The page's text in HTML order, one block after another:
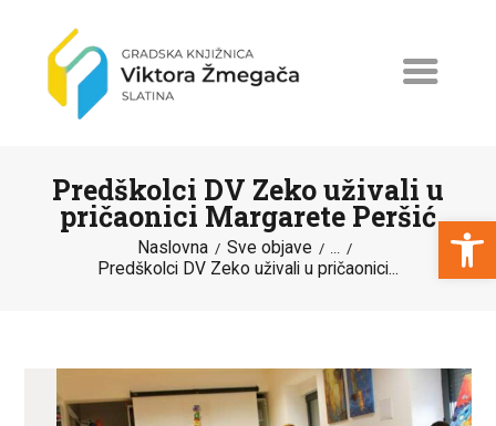
Open toolbar
Predškolci DV Zeko uživali u
pričaonici Margarete Peršić
Naslovna Sve objave ...
Predškolci DV Zeko uživali u pričaonici...
NASLOVNA
PROGRAMI I PROJEKTI